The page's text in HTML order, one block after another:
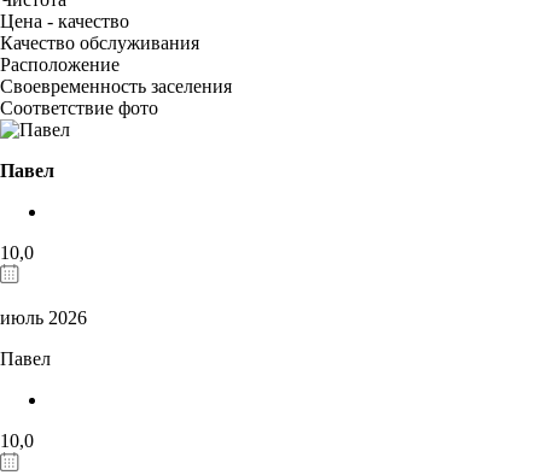
Цена - качество
Качество обслуживания
Расположение
Своевременность заселения
Соответствие фото
Павел
10,0
июль 2026
Павел
10,0